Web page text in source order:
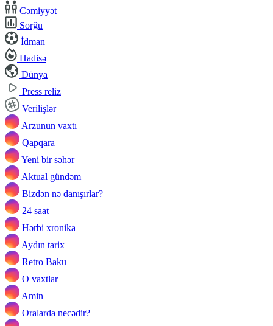
Cəmiyyət
Sorğu
İdman
Hadisə
Dünya
Press reliz
Verilişlər
Arzunun vaxtı
Qapqara
Yeni bir səhər
Aktual gündəm
Bizdən nə danışırlar?
24 saat
Hərbi xronika
Aydın tarix
Retro Baku
O vaxtlar
Amin
Oralarda necədir?